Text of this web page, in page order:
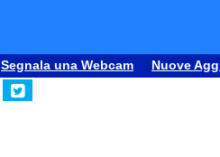
Segnala una Webcam Nuove